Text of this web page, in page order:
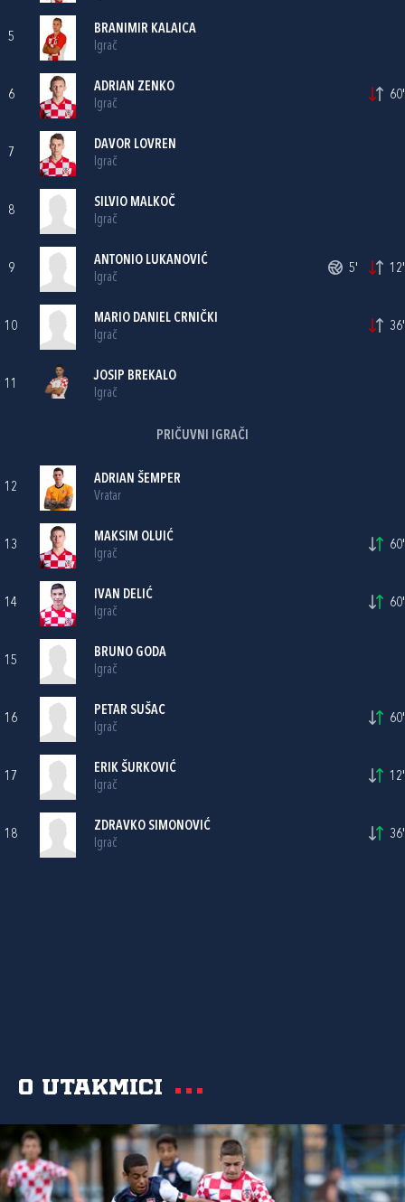
5
BRANIMIR KALAICA
Igrač
6
ADRIAN ZENKO
Igrač
60'
7
DAVOR LOVREN
Igrač
8
SILVIO MALKOČ
Igrač
9
ANTONIO LUKANOVIĆ
Igrač
5' 12'
10
MARIO DANIEL CRNIČKI
Igrač
36'
11
JOSIP BREKALO
Igrač
PRIČUVNI IGRAČI
12
ADRIAN ŠEMPER
Vratar
13
MAKSIM OLUIĆ
Igrač
60'
14
IVAN DELIĆ
Igrač
60'
15
BRUNO GODA
Igrač
16
PETAR SUŠAC
Igrač
60'
17
ERIK ŠURKOVIĆ
Igrač
12'
18
ZDRAVKO SIMONOVIĆ
Igrač
36'
O utakmici